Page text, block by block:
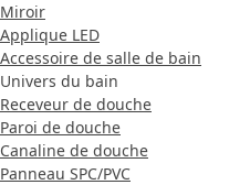
Miroir
Applique LED
Accessoire de salle de bain
Univers du bain
Receveur de douche
Paroi de douche
Canaline de douche
Panneau SPC/PVC